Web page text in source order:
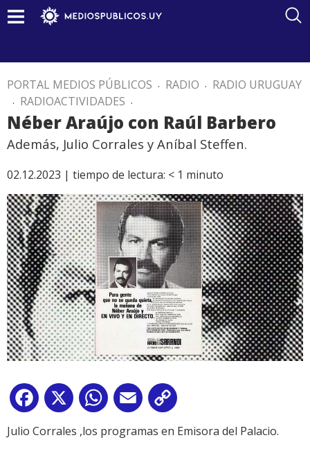
PORTAL MEDIOS PÚBLICOS . RADIO . RADIO URUGUAY
. RADIOACTIVIDADES .
Néber Araújo con Raúl Barbero
Además, Julio Corrales y Aníbal Steffen.
02.12.2023 | tiempo de lectura: < 1 minuto
Facebook
X WhatsApp
Email
Link
Julio Corrales ,los programas en Emisora del Palacio.